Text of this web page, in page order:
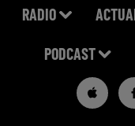
RADIO
PODCAST